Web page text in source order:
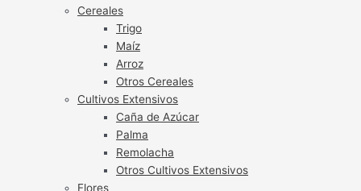
Cereales
Trigo
Maíz
Arroz
Otros Cereales
Cultivos Extensivos
Caña de Azúcar
Palma
Remolacha
Otros Cultivos Extensivos
Flores